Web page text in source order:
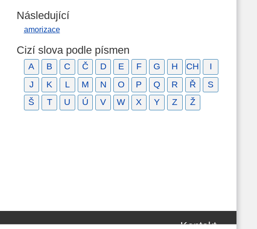
Následující
amorizace
Cizí slova podle písmen
A B C Č D E F G H CH
I
J
K L M N O P Q R Ř
S
Š
T U Ú V W X Y Z Ž
Kontakt